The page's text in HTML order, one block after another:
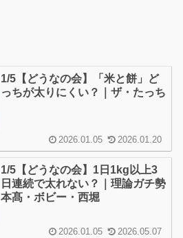
1/5【どうなの会】「米と餅」ど
っちが太りにくい？｜ザ・たっち
2026.01.05 2026.01.20
1/5【どうなの会】1日1kg以上3
日連続で太れない？｜理論ガチ勢
本髙・ボビー・西堀
2026.01.05 2026.05.07